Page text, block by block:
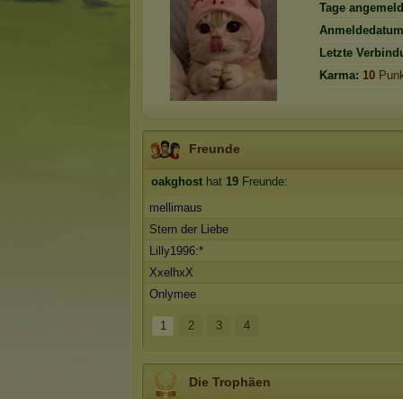
Tage
Letzte
Karma: 10
Freunde
oakghost hat 19 Freunde:
mellimaus
Stern der Liebe
Lilly1996:*
XxelhxX
Onlymee
1 2 3 4
Die Trophäen